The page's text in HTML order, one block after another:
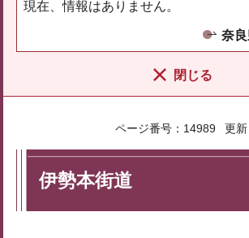
現在、情報はありません。
奈
閉じる
ページ番号：14989 更
伊勢本街道